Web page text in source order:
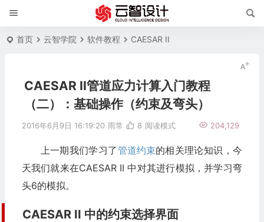
首页 云智学院 软件教程 CAESAR II
CAESAR II管道应力计算入门教程
（二）：基础操作（约束及弯头）
2016年6月9日 16:19:20 雨常 204,129
8 阅读模式
上一期我们学习了管道约束的相关理论知识，今
天我们就来在CAESAR II 中对其进行模拟，并学习弯
头6的模拟。
CAESAR II 中的约束选择界面